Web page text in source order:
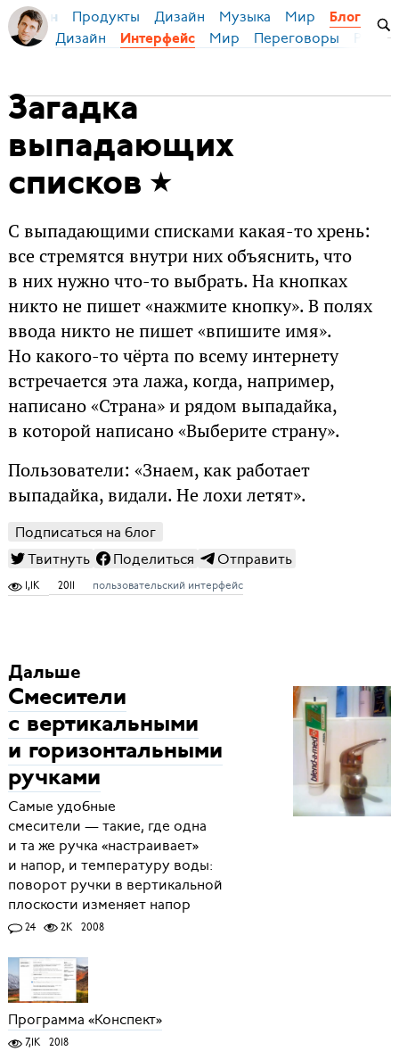
Бирман Продукты Дизайн Музыка Мир Блог
Дизайн Интерфейс Мир Переговоры
Загадка
выпадающих
списков
С выпадающими списками какая-то хрень:
все стремятся внутри них объяснить, что
в них нужно что-то выбрать. На кнопках
никто не пишет «нажмите кнопку». В полях
ввода никто не пишет «впишите имя».
Но какого-то чёрта по всему интернету
встречается эта лажа, когда, например,
написано «Страна» и рядом выпадайка,
в которой написано «Выберите страну».
Пользователи: «Знаем, как работает
выпадайка, видали. Не лохи летят».
Подписаться на блог
Твитнуть
Поделиться Отправить
1,1K 2011 пользовательский интерфейс
Дальше
Смесители
с вертикальными
и горизонтальными
ручками
Самые удобные
смесители — такие, где одна
и та же ручка «настраивает»
и напор, и температуру воды:
поворот ручки в вертикальной
плоскости изменяет напор
24 2K 2008
Программа «Конспект»
7,1K 2018